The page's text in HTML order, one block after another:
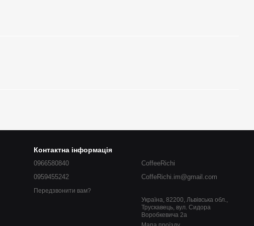
Контактна інформація
0966580840
0959455242
Передзвонити вам?
CoffeeRichi
CoffeRichi.im@gmail.com
Україна, 82200, Львівська обл.,
Трускавець, вул. Сидора
Воробкевича 2a